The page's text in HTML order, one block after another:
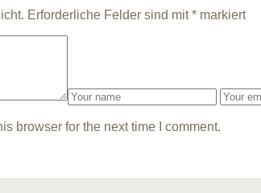
Erforderliche Felder sind mit* markiert
browser for the next time I comment.